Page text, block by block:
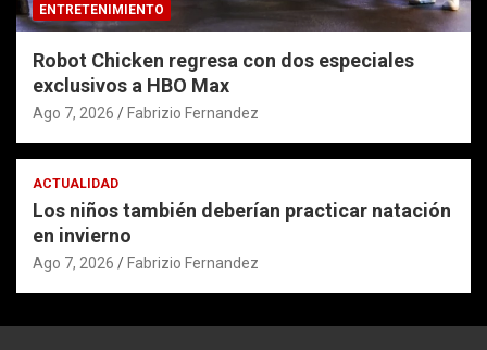
ENTRETENIMIENTO
Robot Chicken regresa con dos especiales
exclusivos a HBO Max
Ago 7, 2026 Fabrizio Fernandez
ACTUALIDAD
Los niños también deberían practicar natación
en invierno
Ago 7, 2026 Fabrizio Fernandez